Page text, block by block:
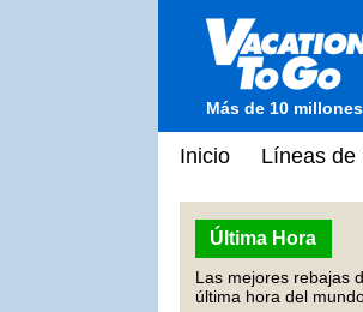
Más de 10
Inicio Líneas de
Última Hora
Las mejores rebajas
última hora del